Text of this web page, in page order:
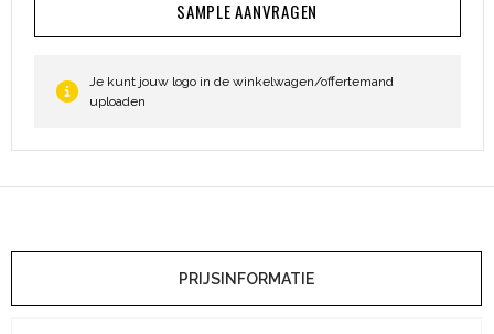
SAMPLE AANVRAGEN
Je kunt jouw logo in de winkelwagen/offertemand
uploaden
PRIJSINFORMATIE